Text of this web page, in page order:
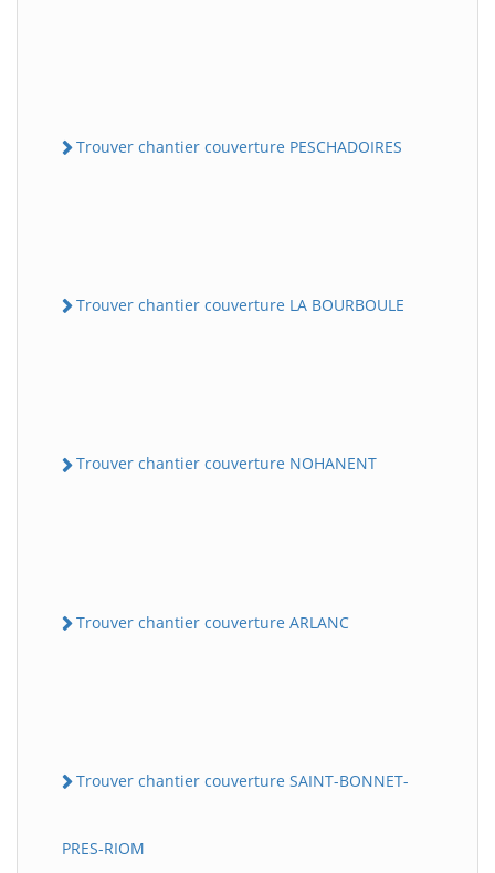
Trouver chantier couverture PESCHADOIRES
Trouver chantier couverture LA BOURBOULE
Trouver chantier couverture NOHANENT
Trouver chantier couverture ARLANC
Trouver chantier couverture SAINT-BONNET-
PRES-RIOM